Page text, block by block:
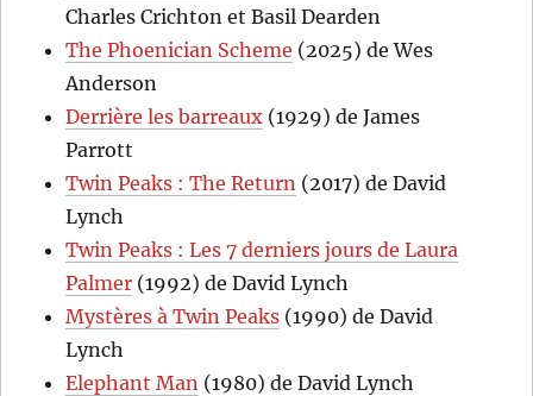
Charles Crichton et Basil Dearden
The Phoenician Scheme (2025) de Wes
Anderson
Derrière les barreaux (1929) de James
Parrott
Twin Peaks : The Return (2017) de David
Lynch
Twin Peaks : Les 7 derniers jours de Laura
Palmer (1992) de David Lynch
Mystères à Twin Peaks (1990) de David
Lynch
Elephant Man (1980) de David Lynch